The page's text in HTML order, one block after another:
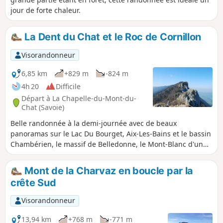
verrez un dénivelé de 732 m, ce qui est
faux, en réalité, car le logiciel intègre la
hauteur de montagne au-dessus du
tunnel, il faut donc retirer 321 m ce qui
ramène un dénivelé positif du circuit à
455 m.
jour de forte chaleur.
La Dent du Chat et le Roc de Cornillon
Visorandonneur
6,85 km
+829 m
-824 m
4h 20
Difficile
Départ à La Chapelle-du-Mont-du-
Chat (Savoie)
Belle randonnée à la demi-journée avec de beaux
panoramas sur le Lac Du Bourget, Aix-Les-Bains et le bassin
Chambérien, le massif de Belledonne, le Mont-Blanc d'un
côté, et de l'autre, sur l'avant pays Savoyard (Yenne, Belley,
le Grand Colombier.). Attention: Les personnes sensibles au
vide pourront être impressionnées par certains passages
techniques équipés de câbles ou d'échelles.
Mont de la Charvaz en boucle par la
crête Sud
Visorandonneur
13,94 km
+768 m -771 m